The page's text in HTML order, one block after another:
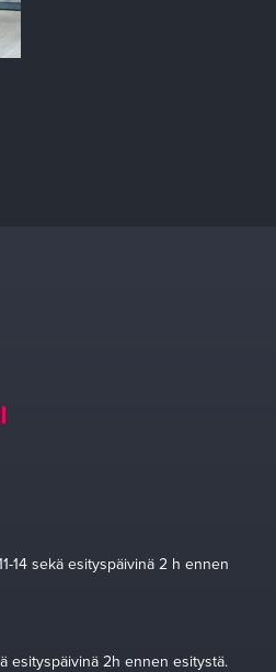
14 sekä esityspäivinä 2 h ennen
esityspäivinä 2h ennen esitystä.